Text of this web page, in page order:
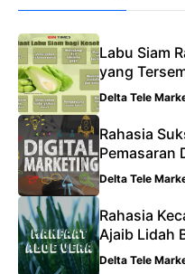
Labu Siam
yang
Delta Tele
Rahasia
Pemasaran
Delta Tele
Rahasia
Ajaib Lidah
Delta Tele